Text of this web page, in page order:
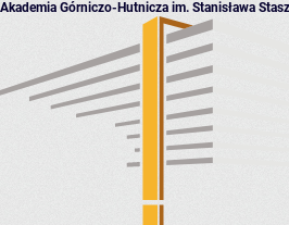
Akademia Górniczo-Hutnicza im. Stanisława